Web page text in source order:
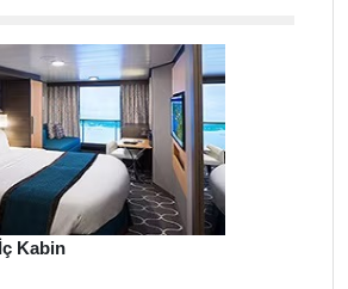
Kabin